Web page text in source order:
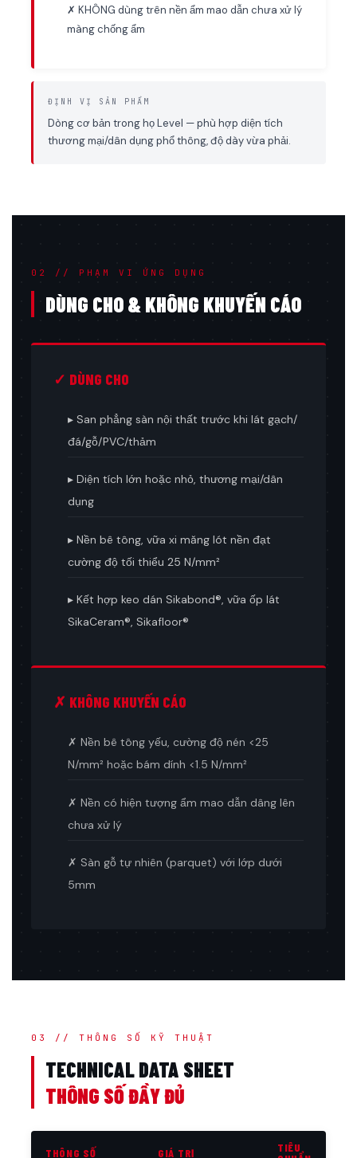
✗ KHÔNG dùng trên nền ẩm mao dẫn chưa xử lý
màng chống ẩm
ĐỊNH VỊ SẢN PHẨM
Dòng cơ bản trong họ Level — phù hợp diện tích
thương mại/dân dụng phổ thông, độ dày vừa phải.
02 // PHẠM VI ỨNG DỤNG
DÙNG CHO & KHÔNG KHUYẾN CÁO
✓ DÙNG CHO
▸ San phẳng sàn nội thất trước khi lát gạch/
đá/gỗ/PVC/thảm
▸ Diện tích lớn hoặc nhỏ, thương mại/dân
dụng
▸ Nền bê tông, vữa xi măng lót nền đạt
cường độ tối thiểu 25 N/mm²
▸ Kết hợp keo dán Sikabond®, vữa ốp lát
SikaCeram®, Sikafloor®
✗ KHÔNG KHUYẾN CÁO
✗ Nền bê tông yếu, cường độ nén <25
N/mm² hoặc bám dính <1.5 N/mm²
✗ Nền có hiện tượng ẩm mao dẫn dâng lên
chưa xử lý
✗ Sàn gỗ tự nhiên (parquet) với lớp dưới
5mm
03 // THÔNG SỐ KỸ THUẬT
TECHNICAL DATA SHEET
THÔNG SỐ ĐẦY ĐỦ
THÔNG SỐ GIÁ TRỊ
TIÊU